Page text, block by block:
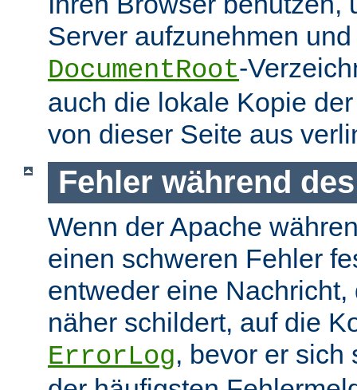
Server aufzunehmen
DocumentRoot-
auch die lokale Kopie
von dieser Seite aus
Fehler während
Wenn der Apache
einen schweren Fehler
entweder eine
näher schildert, auf die
ErrorLog, bevor er sich